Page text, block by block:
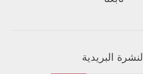
النشرة البريدية